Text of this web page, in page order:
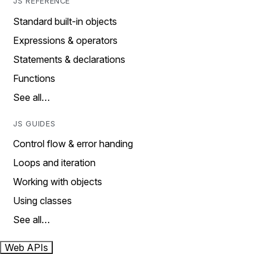
Standard built-in objects
Expressions & operators
Statements & declarations
Functions
See all…
JS GUIDES
Control flow & error handing
Loops and iteration
Working with objects
Using classes
See all…
Web APIs